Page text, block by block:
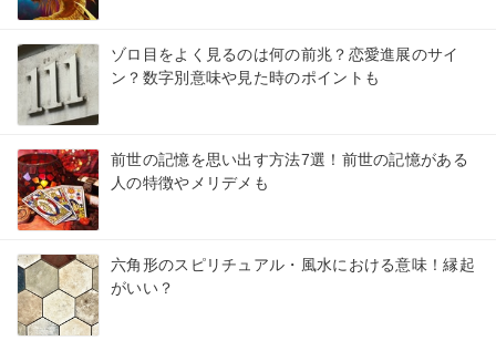
ゾロ目をよく見るのは何の前兆？恋愛進展のサイ
ン？数字別意味や見た時のポイントも
前世の記憶を思い出す方法7選！前世の記憶がある
人の特徴やメリデメも
六角形のスピリチュアル・風水における意味！縁起
がいい？